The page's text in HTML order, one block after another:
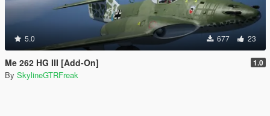
5.0 677 23
Me 262 HG III [Add-On] 1.0
By SkylineGTRFreak